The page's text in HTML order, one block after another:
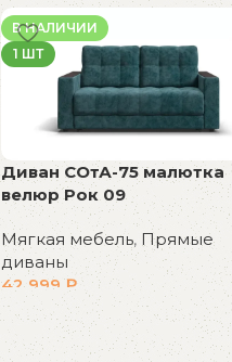
В НАЛИЧИИ
1 ШТ
Диван СОтА-75 малютка
велюр Рок 09
Мягкая мебель, Прямые
диваны
42 999₽
В корзину